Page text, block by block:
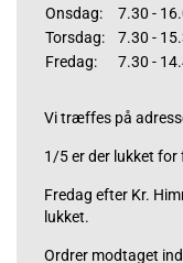
Onsdag:
7.30 -
Torsdag:
7.30 -
Fredag:
7.30 -
Vi træffes på
1/5 er der lukket for
Fredag efter Kr.
lukket.
Ordrer modtaget